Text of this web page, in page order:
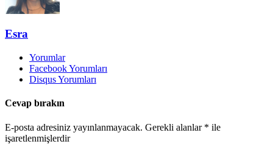
Esra
Yorumlar
Facebook Yorumları
Disqus Yorumları
Cevap bırakın
E-posta adresiniz yayınlanmayacak. Gerekli alanlar * ile
işaretlenmişlerdir